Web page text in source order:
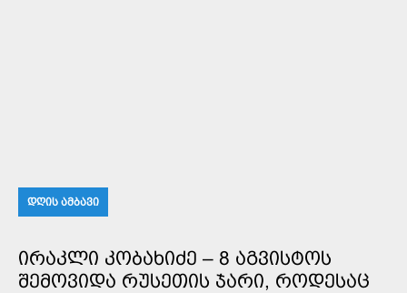
ᲓᲦᲘᲡ ᲐᲛᲑᲐᲕᲘ
ᲘᲠᲐᲙᲚᲘ ᲙᲝᲑᲐᲮᲘᲫᲔ – 8 ᲐᲒᲕᲘᲡᲢᲝᲡ
ᲨᲔᲛᲝᲕᲘᲓᲐ ᲠᲣᲡᲔᲗᲘᲡ ᲯᲐᲠᲘ, ᲠᲝᲓᲔᲡᲐᲪ